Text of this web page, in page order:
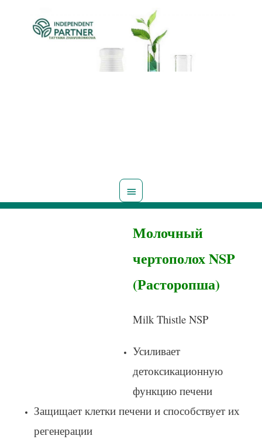
Главное
меню
Молочный
чертополох NSP
(Расторопша)
Milk Thistle NSP
Усиливает
детоксикационную
функцию печени
Защищает клетки печени и способствует их
регенерации